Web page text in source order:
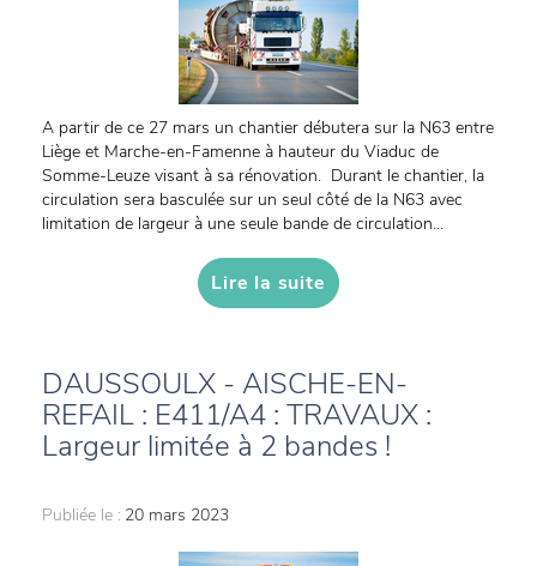
A partir de ce 27 mars un chantier débutera sur la N63 entre
Liège et Marche-en-Famenne à hauteur du Viaduc de
Somme-Leuze visant à sa rénovation. Durant le chantier, la
circulation sera basculée sur un seul côté de la N63 avec
limitation de largeur à une seule bande de circulation...
Lire la suite
DAUSSOULX - AISCHE-EN-
REFAIL : E411/A4 : TRAVAUX :
Largeur limitée à 2 bandes !
Publiée le : 20 mars 2023